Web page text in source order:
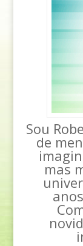
Sou
de
mas